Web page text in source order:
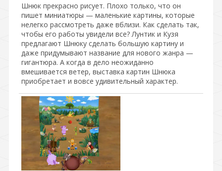
Шнюк прекрасно рисует. Плохо только, что он
пишет миниатюры — маленькие картины, которые
нелегко рассмотреть даже вблизи. Как сделать так,
чтобы его работы увидели все? Лунтик и Кузя
предлагают Шнюку сделать большую картину и
даже придумывают название для нового жанра —
гигантюра. А когда в дело неожиданно
вмешивается ветер, выставка картин Шнюка
приобретает и вовсе удивительный характер.